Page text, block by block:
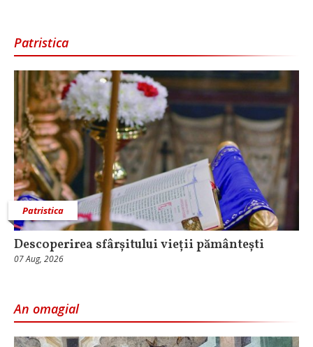
Patristica
Patristica
Descoperirea sfârșitului vieții pământești
07 Aug, 2026
An omagial